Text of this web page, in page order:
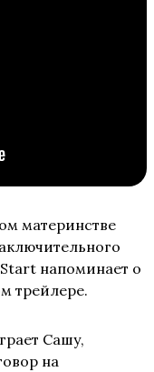
материнстве
напоминает о
трейлере.
Сашу,
на